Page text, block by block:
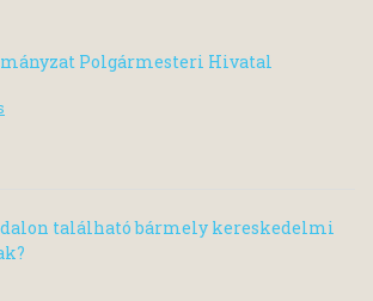
Polgármesteri Hivatal
található bármely kereskedelmi